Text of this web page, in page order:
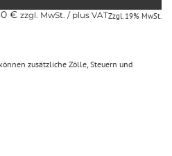
€ zzgl. MwSt. / plus VATZzgl. 19% MwSt.
zusätzliche Zölle, Steuern und